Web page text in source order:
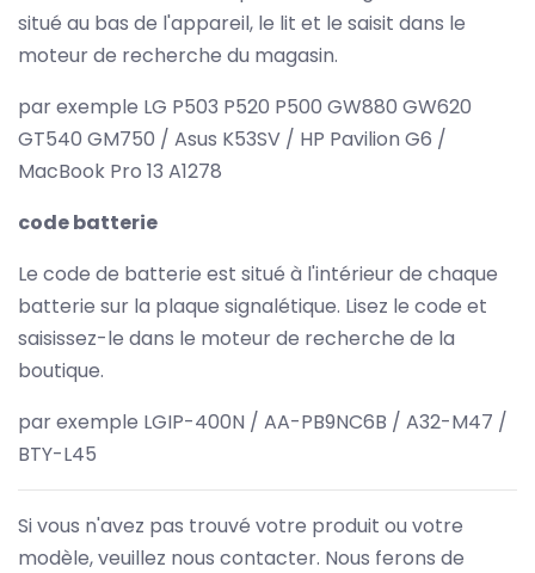
situé au bas de l'appareil, le lit et le saisit dans le
moteur de recherche du magasin.
par exemple LG P503 P520 P500 GW880 GW620
GT540 GM750 / Asus K53SV / HP Pavilion G6 /
MacBook Pro 13 A1278
code batterie
Le code de batterie est situé à l'intérieur de chaque
batterie sur la plaque signalétique. Lisez le code et
saisissez-le dans le moteur de recherche de la
boutique.
par exemple LGIP-400N / AA-PB9NC6B / A32-M47 /
BTY-L45
Si vous n'avez pas trouvé votre produit ou votre
modèle, veuillez nous contacter. Nous ferons de